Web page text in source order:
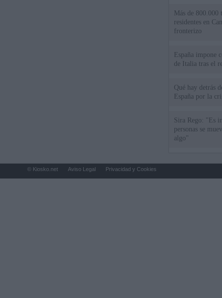
Más de 800.000
residentes en
fronterizo
España impone
de Italia tras el
Qué hay detrás
España por la
Sira Rego: "Es
personas se
algo"
© Kiosko.net Aviso Legal Privacidad y Cookies